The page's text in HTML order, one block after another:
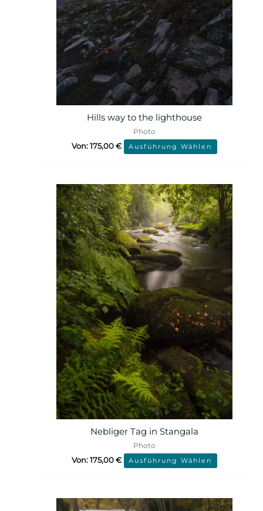
Hills way to the lighthouse
Photo
Von:175,00€ Ausführung Wählen
Nebliger Tag in Stangala
Photo
Von:175,00€ Ausführung Wählen